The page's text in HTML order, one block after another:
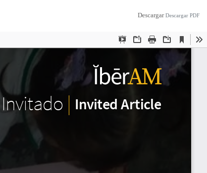
DescargarDescargar PDF